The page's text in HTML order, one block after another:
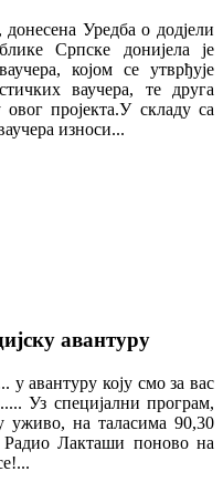
Уредба о додјели
Српске донијела је
којом се утврђује
ваучера, те друга
овог пројекта.У складу са
износи...
авантуру
коју смо за вас
Уз специјални програм,
уживо, на таласима 90,30
Радио Лакташи поново на